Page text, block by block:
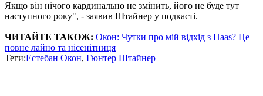
Якщо він нічого кардинально не змінить, його не буде тут
наступного року", - заявив Штайнер у подкасті.
ЧИТАЙТЕ ТАКОЖ: Окон: Чутки про мій відхід з Haas? Це
повне лайно та нісенітниця
Теги:Естебан Окон, Гюнтер Штайнер